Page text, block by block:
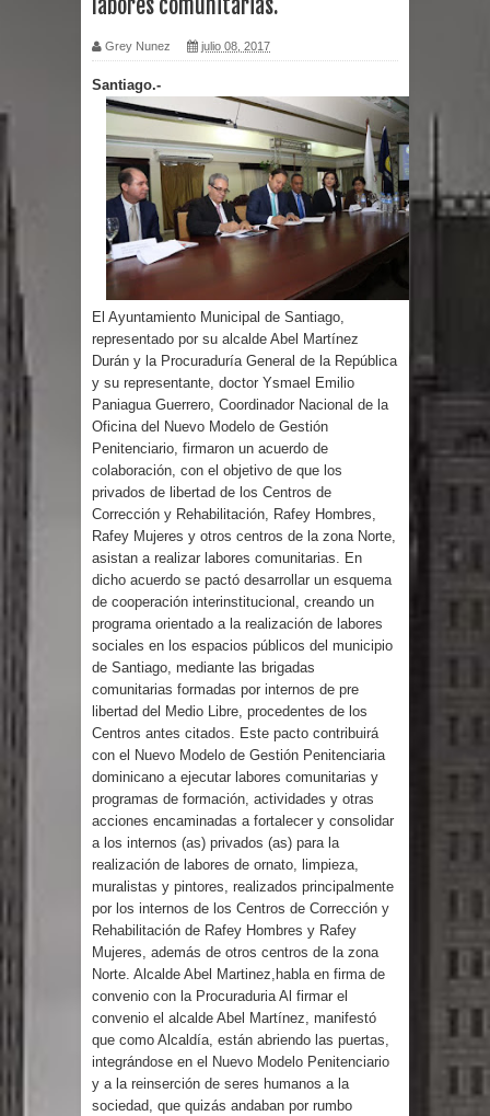
por un delicado problema cardíaco
dominicanos a unirse para sacar al
PRM del Gobierno
Tres detenidos tras detectarse una
presunta estafa contra el
Ayuntamiento de Santiago
PRM votará “por aclamación” a sus
nuevas autoridades
El expresidente peruano Ollanta
Humala queda en libertad tras la
anulación de condena de 15 años por
DIGEIG y Liga Municipal Dominicana
impulsan nuevas metas de
transparencia a través SISMAP
municipal
La Fiscalía de Bolivia ordena la
detención del expresidente Evo
Morales
Calor extremo para este jueves en
gran parte del territorio nacional
Miles de marroquíes cruzan la
frontera en masa para entrar a
labores comunitarias.
Grey Nunez julio 08, 2017
Santiago.-
El Ayuntamiento Municipal de Santiago,
representado por su alcalde Abel Martínez
Durán y la Procuraduría General de la República
y su representante, doctor Ysmael Emilio
Paniagua Guerrero, Coordinador Nacional de la
Oficina del Nuevo Modelo de Gestión
Penitenciario, firmaron un acuerdo de
colaboración, con el objetivo de que los
privados de libertad de los Centros de
Corrección y Rehabilitación, Rafey Hombres,
Rafey Mujeres y otros centros de la zona Norte,
asistan a realizar labores comunitarias. En
dicho acuerdo se pactó desarrollar un esquema
de cooperación interinstitucional, creando un
programa orientado a la realización de labores
sociales en los espacios públicos del municipio
de Santiago, mediante las brigadas
comunitarias formadas por internos de pre
libertad del Medio Libre, procedentes de los
Centros antes citados. Este pacto contribuirá
con el Nuevo Modelo de Gestión Penitenciaria
dominicano a ejecutar labores comunitarias y
programas de formación, actividades y otras
acciones encaminadas a fortalecer y consolidar
a los internos (as) privados (as) para la
realización de labores de ornato, limpieza,
muralistas y pintores, realizados principalmente
por los internos de los Centros de Corrección y
Rehabilitación de Rafey Hombres y Rafey
Mujeres, además de otros centros de la zona
Norte. Alcalde Abel Martinez,habla en firma de
convenio con la Procuraduria Al firmar el
convenio el alcalde Abel Martínez, manifestó
que como Alcaldía, están abriendo las puertas,
integrándose en el Nuevo Modelo Penitenciario
y a la reinserción de seres humanos a la
sociedad, que quizás andaban por rumbo